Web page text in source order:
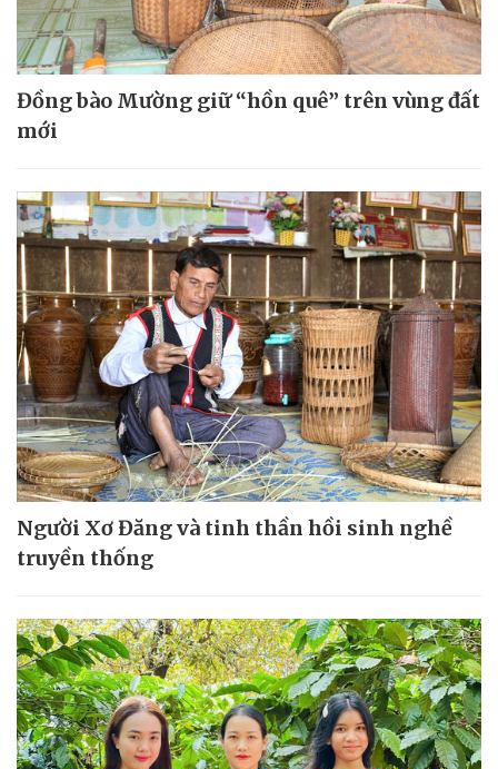
Đồng bào Mường giữ “hồn quê” trên vùng đất
mới
Người Xơ Đăng và tinh thần hồi sinh nghề
truyền thống